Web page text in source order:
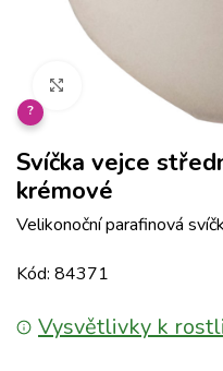
Klikněte pro zvětšení
?
Svíčka vejce
krémové
Velikonoční parafinová
Kód: 84371
Vysvětlivky k